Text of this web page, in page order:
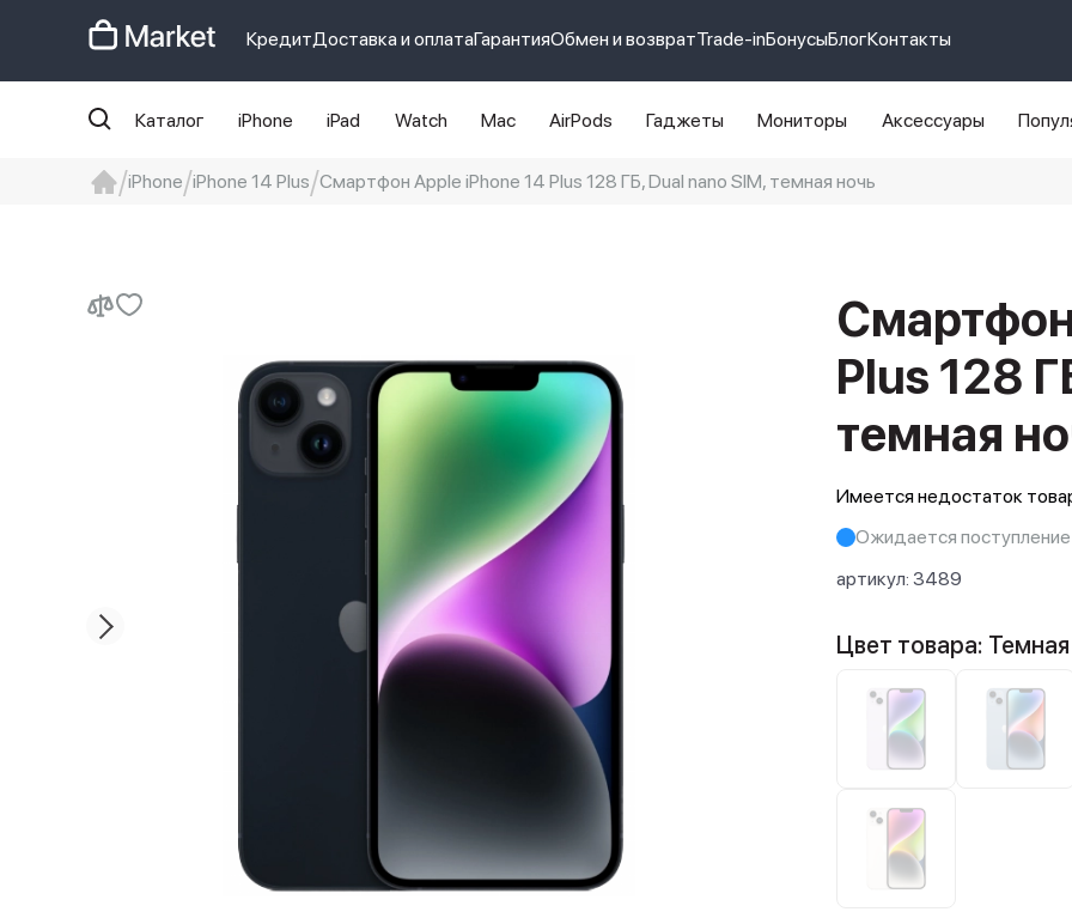
КредитДоставка и оплатаГарантияОбмен и возвратTrade-inБонусыБлогКонтакты
Каталог iPhone iPad Watch Mac AirPods Гаджеты Мониторы Аксессуары
iPhone iPhone 14 Plus Смартфон Apple iPhone 14 Plus 128 ГБ, Dual nano SIM, темная ночь
Plus 128
темная
Имеется недостаток
Ожидается поступление
артикул: 3489
Цвет товара: Темная